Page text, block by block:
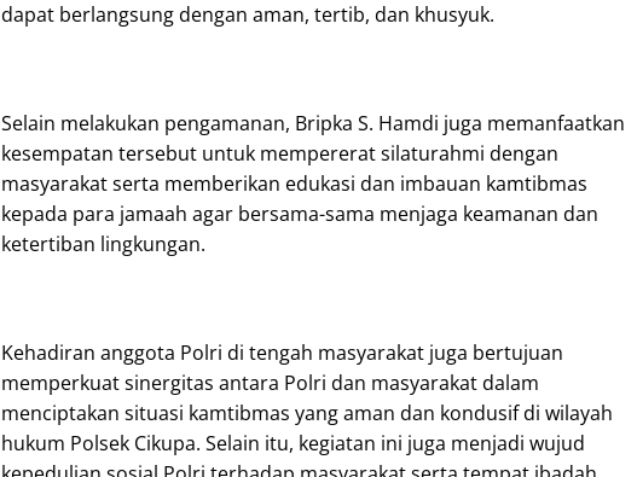
dapat berlangsung dengan aman, tertib, dan khusyuk.
Selain melakukan pengamanan, Bripka S. Hamdi juga memanfaatkan
kesempatan tersebut untuk mempererat silaturahmi dengan
masyarakat serta memberikan edukasi dan imbauan kamtibmas
kepada para jamaah agar bersama-sama menjaga keamanan dan
ketertiban lingkungan.
Kehadiran anggota Polri di tengah masyarakat juga bertujuan
memperkuat sinergitas antara Polri dan masyarakat dalam
menciptakan situasi kamtibmas yang aman dan kondusif di wilayah
hukum Polsek Cikupa. Selain itu, kegiatan ini juga menjadi wujud